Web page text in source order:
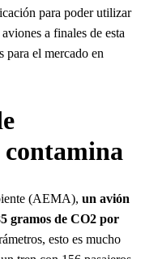
para poder utilizar
a finales de esta
para el mercado en
(AEMA), un avión
gramos de CO2 por
esto es mucho